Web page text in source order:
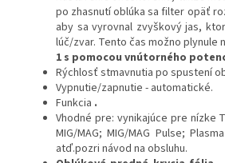
po zhasnutí oblúka sa filter opäť
aby sa vyrovnal zvyškový jas,
lúč/zvar. Tento čas možno plynule
1 s pomocou vnútorného
Rýchlosť stmavnutia po spustení
Vypnutie/zapnutie - automatické.
Funkcia .
Vhodné pre: vynikajúce pre nízke
MIG/MAG; MIG/MAG Pulse;
atď.pozri návod na obsluhu.